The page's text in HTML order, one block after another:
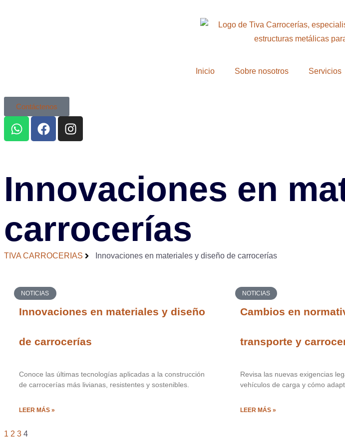
Inicio Sobre nosotros Servicios
Contáctenos
Innovaciones en
carrocerías
TIVA CARROCERIAS Innovaciones en materiales y diseño de carrocerías
NOTICIAS
Innovaciones en materiales y diseño
de carrocerías
Conoce las últimas tecnologías aplicadas a la construcción
de carrocerías más livianas, resistentes y sostenibles.
LEER MÁS »
NOTICIAS
Cambios en
transporte y
Revisa las nuevas exigencias
vehículos de carga y cómo
LEER MÁS »
1 2 3 4